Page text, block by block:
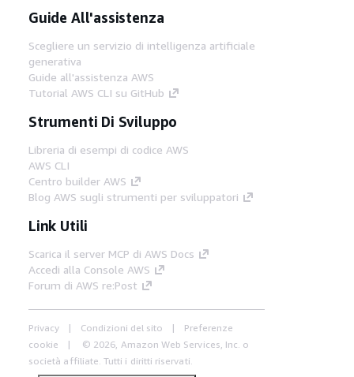
Guide All'assistenza
Scegliere un servizio di intelligenza artificiale
generativa
Guide all'assistenza AWS
Tutorial AWS CLI su GitHub
Strumenti Di Sviluppo
Libreria di esempi di codice AWS
AWS CLI
Centro builder AWS
Blog AWS sugli strumenti per sviluppatori
Link Utili
Scarica il server MCP di AWS Docs
Accedi alla Console AWS
Forum di AWS re:Post
Privacy Condizioni del sito
Preferenze
cookie
© 2026, Amazon Web Services, Inc. o
società affiliate. Tutti i diritti riservati.